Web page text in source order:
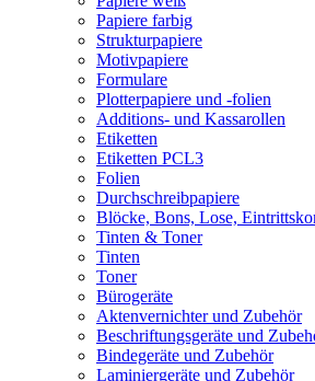
Papiere farbig
Strukturpapiere
Motivpapiere
Formulare
Plotterpapiere und -folien
Additions- und Kassarollen
Etiketten
Etiketten PCL3
Folien
Durchschreibpapiere
Blöcke, Bons, Lose,
Tinten & Toner
Tinten
Toner
Bürogeräte
Aktenvernichter und Zubehör
Beschriftungsgeräte und
Bindegeräte und Zubehör
Laminiergeräte und Zubehör